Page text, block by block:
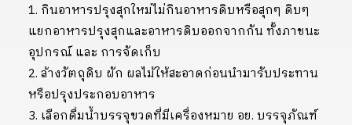
1. กินอาหารปรุงสุกใหม่ไม่กินอาหารดิบหรือสุกๆ ดิบๆ
แยกอาหารปรุงสุกและอาหารดิบออกจากกัน ทั้งภาชนะ
อุปกรณ์ และ การจัดเก็บ
2. ล้างวัตถุดิบ ผัก ผลไม้ให้สะอาดก่อนนำมารับประทาน
หรือปรุงประกอบอาหาร
3. เลือกดื่มน้ำบรรจุขวดที่มีเครื่องหมาย อย. บรรจุภัณฑ์